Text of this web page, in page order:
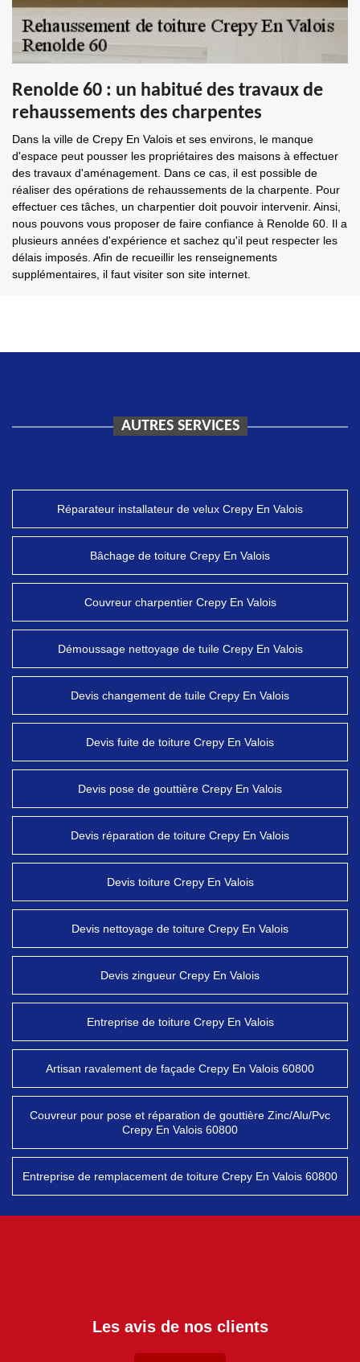
Renolde 60 : un habitué des travaux de
rehaussements des charpentes
Dans la ville de Crepy En Valois et ses environs, le manque
d'espace peut pousser les propriétaires des maisons à effectuer
des travaux d'aménagement. Dans ce cas, il est possible de
réaliser des opérations de rehaussements de la charpente. Pour
effectuer ces tâches, un charpentier doit pouvoir intervenir. Ainsi,
nous pouvons vous proposer de faire confiance à Renolde 60. Il a
plusieurs années d'expérience et sachez qu'il peut respecter les
délais imposés. Afin de recueillir les renseignements
supplémentaires, il faut visiter son site internet.
AUTRES SERVICES
Réparateur installateur de velux Crepy En Valois
Bâchage de toiture Crepy En Valois
Couvreur charpentier Crepy En Valois
Démoussage nettoyage de tuile Crepy En Valois
Devis changement de tuile Crepy En Valois
Devis fuite de toiture Crepy En Valois
Devis pose de gouttière Crepy En Valois
Devis réparation de toiture Crepy En Valois
Devis toiture Crepy En Valois
Devis nettoyage de toiture Crepy En Valois
Devis zingueur Crepy En Valois
Entreprise de toiture Crepy En Valois
Artisan ravalement de façade Crepy En Valois 60800
Couvreur pour pose et réparation de gouttière Zinc/Alu/Pvc
Crepy En Valois 60800
Entreprise de remplacement de toiture Crepy En Valois 60800
Les avis de nos clients